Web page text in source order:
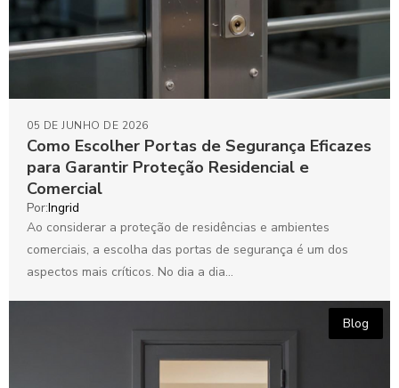
Como Escolher Portas de Segurança Eficazes
para Garantir Proteção Residencial e
Comercial
05 DE JUNHO DE 2026
Por:Ingrid
Ao considerar a proteção de residências e ambientes
comerciais, a escolha das portas de segurança é um dos
aspectos mais críticos. No dia a dia...
Blog